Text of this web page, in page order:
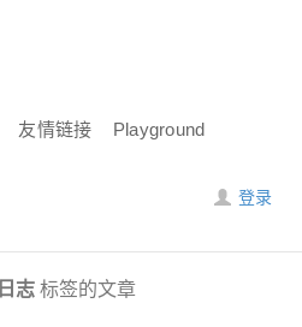
友情链接 Playground
登录
日志 标签的文章